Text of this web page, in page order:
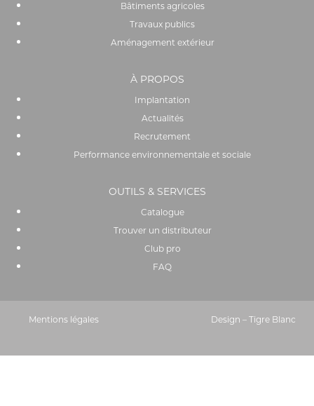
Bâtiments agricoles
Travaux publics
Aménagement extérieur
À PROPOS
Implantation
Actualités
Recrutement
Performance environnementale et sociale
OUTILS & SERVICES
Catalogue
Trouver un distributeur
Club pro
FAQ
Mentions légales Design – Tigre Blanc